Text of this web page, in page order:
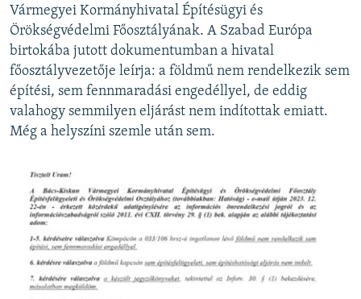
Vármegyei Kormányhivatal Építésügyi és
Örökségvédelmi Főosztályának. A Szabad Európa
birtokába jutott dokumentumban a hivatal
főosztályvezetője leírja: a földmű nem rendelkezik sem
építési, sem fennmaradási engedéllyel, de eddig
valahogy semmilyen eljárást nem indítottak emiatt.
Még a helyszíni szemle után sem.